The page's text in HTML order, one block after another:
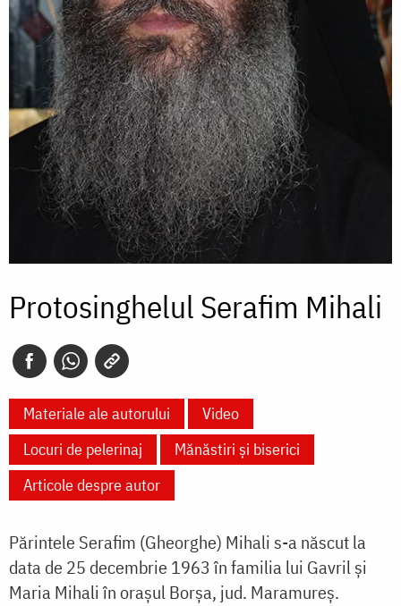
Protosinghelul Serafim Mihali
Materiale ale autorului
Video
Locuri de pelerinaj
Mănăstiri și biserici
Articole despre autor
Părintele Serafim (Gheorghe) Mihali s-a născut la
data de 25 decembrie 1963 în familia lui Gavril și
Maria Mihali în orașul Borșa, jud. Maramureș.